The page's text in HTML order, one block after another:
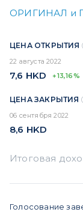
ОРИГИНАЛ и
ЦЕНА ОТКРЫТИЯ
22 августа 2022
7,6 HKD +13,16%
ЦЕНА ЗАКРЫТИЯ
06 сентября 2022
8,6 HKD
Голосование